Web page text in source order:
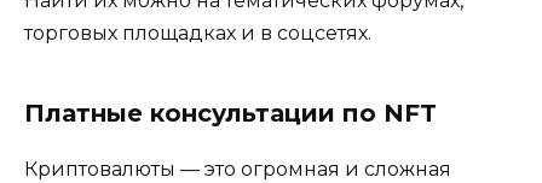
торговых площадках и в соцсетях.
Платные консультации по NFT
Криптовалюты — это огромная и сложная